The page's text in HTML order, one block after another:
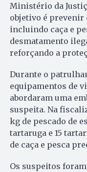
Ministério da
objetivo é
incluindo caça e
desmatamento
reforçando a
Durante o
equipamentos de
abordaram uma
suspeita. Na
kg de pescado de
tartaruga e 15
de caça e pesca
Os suspeitos